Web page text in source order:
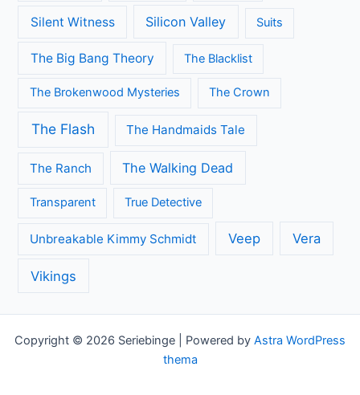
Silent Witness Silicon Valley Suits
The Big Bang Theory The Blacklist
The Brokenwood Mysteries The Crown
The Flash The Handmaids Tale
The Ranch The Walking Dead
Transparent True Detective
Unbreakable Kimmy Schmidt Veep Vera
Vikings
Copyright © 2026 Seriebinge | Powered by Astra WordPress
thema